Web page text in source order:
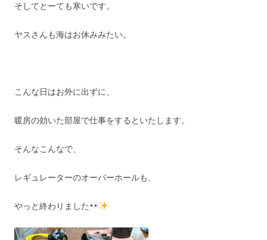
そしてとーても寒いです。
ヤスさんも海はお休みみたい。
こんな日はお外に出ずに、
暖房の効いた部屋で仕事をするといたします。
そんなこんなで、
レギュレーターのオーバーホールも、
やっと終わりました